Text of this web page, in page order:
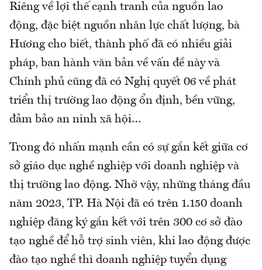
Riêng về lợi thế cạnh tranh của nguồn lao
động, đặc biệt nguồn nhân lực chất lượng, bà
Hương cho biết, thành phố đã có nhiều giải
pháp, ban hành văn bản về vấn đề này và
Chính phủ cũng đã có Nghị quyết 06 về phát
triển thị trường lao động ổn định, bền vững,
đảm bảo an ninh xã hội…
Trong đó nhấn mạnh cần có sự gắn kết giữa cơ
sở giáo dục nghề nghiệp với doanh nghiệp và
thị trường lao động. Nhờ vậy, những tháng đầu
năm 2023, TP. Hà Nội đã có trên 1.150 doanh
nghiệp đăng ký gắn kết với trên 300 cơ sở đào
tạo nghề để hỗ trợ sinh viên, khi lao động được
đào tạo nghề thì doanh nghiệp tuyển dụng